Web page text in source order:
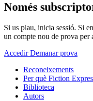
Només
Si us plau, inicia sessió. Si
un compte nou de prova per
AccedirDemanar prova
Reconeixements
Per què Fiction
Biblioteca
Autors